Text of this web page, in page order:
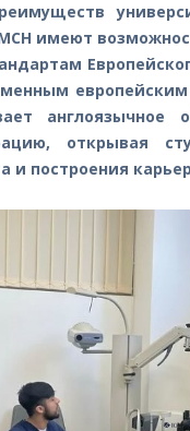
имеют
англоязычное
открывая
и построения